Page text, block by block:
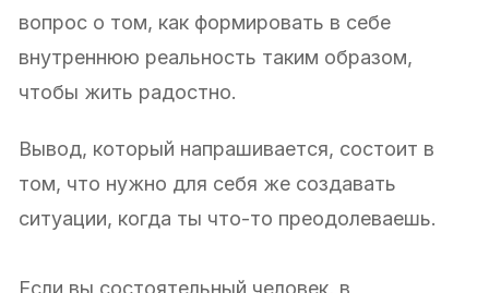
вопрос о том, как формировать в себе
внутреннюю реальность таким образом,
чтобы жить радостно.
Вывод, который напрашивается, состоит в
том, что нужно для себя же создавать
ситуации, когда ты что-то преодолеваешь.
Если вы состоятельный человек, в